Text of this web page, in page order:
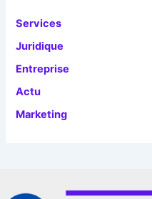
Services
Juridique
Entreprise
Actu
Marketing